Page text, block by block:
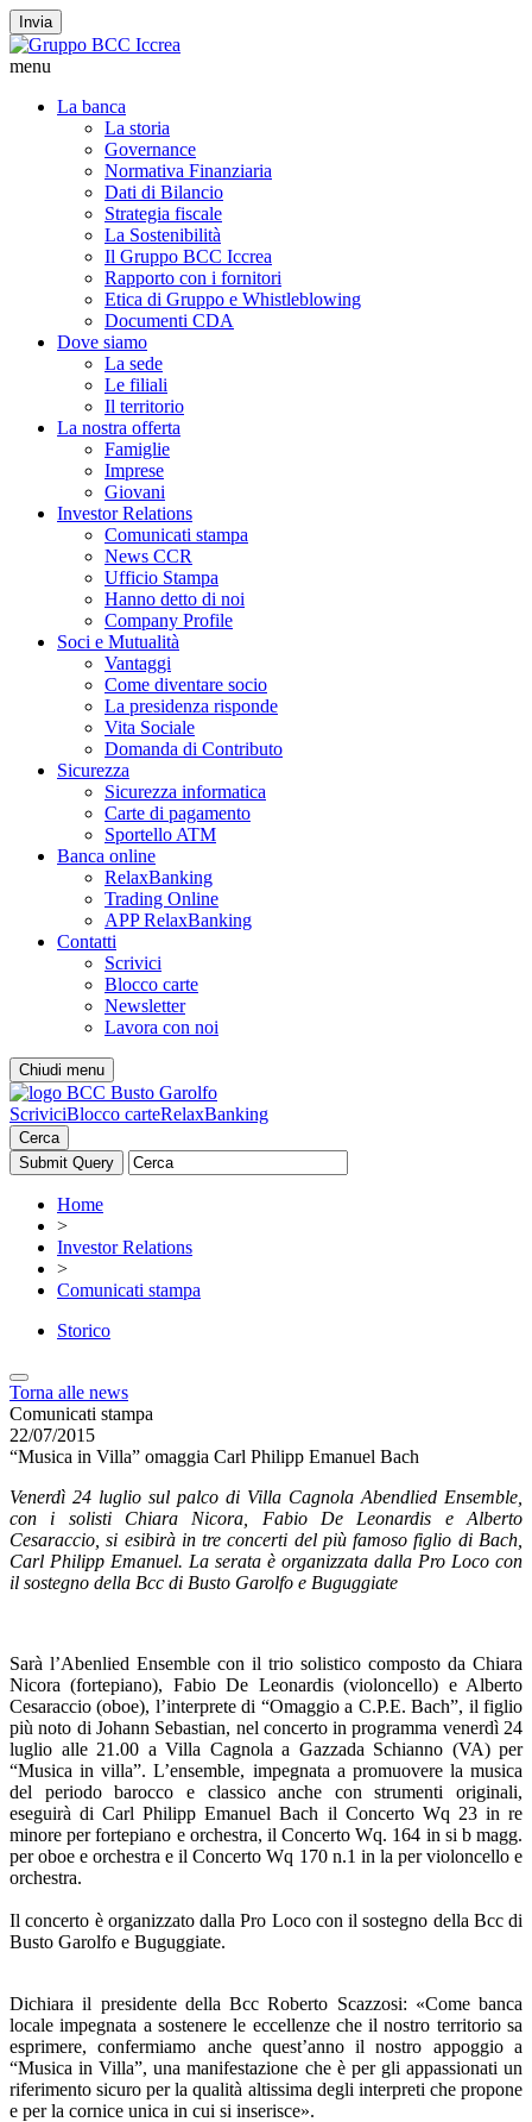
Invia
menu
La banca
La storia
Governance
Normativa Finanziaria
Dati di Bilancio
Strategia fiscale
La Sostenibilità
Il Gruppo BCC Iccrea
Rapporto con i fornitori
Etica di Gruppo e Whistleblowing
Documenti CDA
Dove siamo
La sede
Le filiali
Il territorio
La nostra offerta
Famiglie
Imprese
Giovani
Investor Relations
Comunicati stampa
News CCR
Ufficio Stampa
Hanno detto di noi
Company Profile
Soci e Mutualità
Vantaggi
Come diventare socio
La presidenza risponde
Vita Sociale
Domanda di Contributo
Sicurezza
Sicurezza informatica
Carte di pagamento
Sportello ATM
Banca online
RelaxBanking
Trading Online
APP RelaxBanking
Contatti
Scrivici
Blocco carte
Newsletter
Lavora con noi
Chiudi menu
ScriviciBlocco carteRelaxBanking
Cerca
Home
>
Investor Relations
>
Comunicati stampa
Storico
Torna alle news
Comunicati stampa
22/07/2015
“Musica in Villa” omaggia Carl Philipp Emanuel Bach
Venerdì 24 luglio sul palco di Villa Cagnola Abendlied Ensemble,
con i solisti Chiara Nicora, Fabio De Leonardis e Alberto
Cesaraccio, si esibirà in tre concerti del più famoso figlio di Bach,
Carl Philipp Emanuel. La serata è organizzata dalla Pro Loco con
il sostegno della Bcc di Busto Garolfo e Buguggiate
Sarà l’Abenlied Ensemble con il trio solistico composto da Chiara
Nicora (fortepiano), Fabio De Leonardis (violoncello) e Alberto
Cesaraccio (oboe), l’interprete di “Omaggio a C.P.E. Bach”, il figlio
più noto di Johann Sebastian, nel concerto in programma venerdì 24
luglio alle 21.00 a Villa Cagnola a Gazzada Schianno (VA) per
“Musica in villa”. L’ensemble, impegnata a promuovere la musica
del periodo barocco e classico anche con strumenti originali,
eseguirà di Carl Philipp Emanuel Bach il Concerto Wq 23 in re
minore per fortepiano e orchestra, il Concerto Wq. 164 in si b magg.
per oboe e orchestra e il Concerto Wq 170 n.1 in la per violoncello e
orchestra.
Il concerto è organizzato dalla Pro Loco con il sostegno della Bcc di
Busto Garolfo e Buguggiate.
Dichiara il presidente della Bcc Roberto Scazzosi: «Come banca
locale impegnata a sostenere le eccellenze che il nostro territorio sa
esprimere, confermiamo anche quest’anno il nostro appoggio a
“Musica in Villa”, una manifestazione che è per gli appassionati un
riferimento sicuro per la qualità altissima degli interpreti che propone
e per la cornice unica in cui si inserisce».